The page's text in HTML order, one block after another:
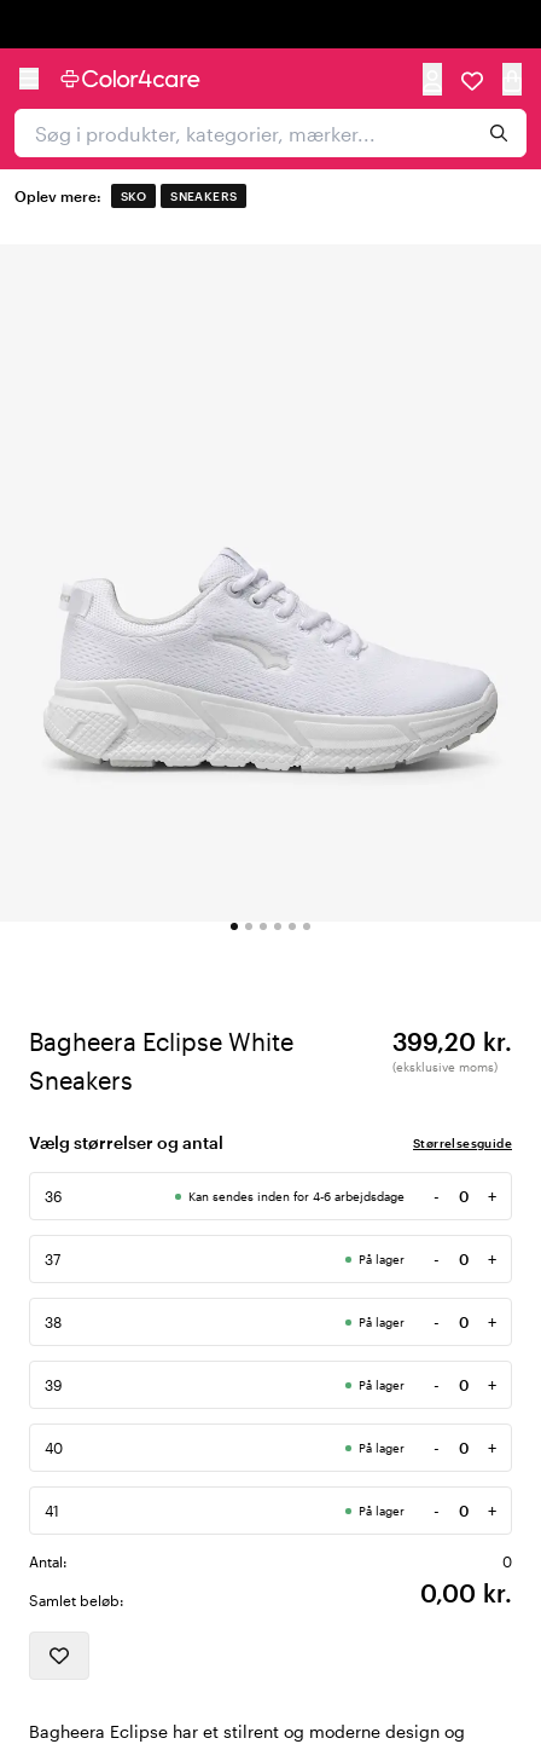
Oplev mere: SKO SNEAKERS
Bagheera Eclipse White
Sneakers
399,20 kr.
(eksklusive moms)
Vælg størrelser og antal Størrelsesguide
36 Kan sendes inden for 4-6 arbejdsdage -
Antal
+
37 På lager -
Antal
+
38 På lager -
Antal
+
39 På lager -
Antal
+
40 På lager -
Antal
+
41 På lager -
Antal
+
Antal: 0
Samlet beløb: 0,00 kr.
Bagheera Eclipse har et stilrent og moderne design og